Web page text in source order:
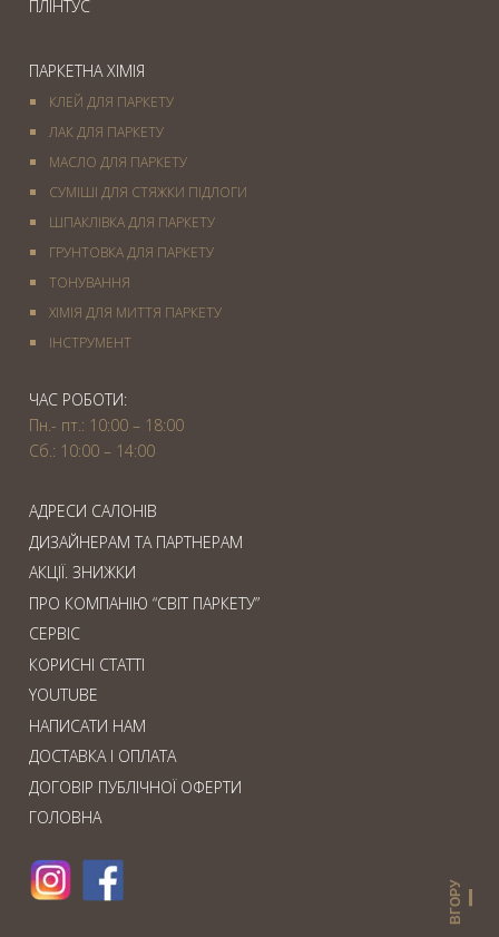
ПЛІНТУС
ПАРКЕТНА ХІМІЯ
КЛЕЙ ДЛЯ ПАРКЕТУ
ЛАК ДЛЯ ПАРКЕТУ
МАСЛО ДЛЯ ПАРКЕТУ
СУМІШІ ДЛЯ СТЯЖКИ ПІДЛОГИ
ШПАКЛІВКА ДЛЯ ПАРКЕТУ
ГРУНТОВКА ДЛЯ ПАРКЕТУ
ТОНУВАННЯ
ХІМІЯ ДЛЯ МИТТЯ ПАРКЕТУ
IНСТРУМЕНТ
ЧАС РОБОТИ:
Пн.- пт.: 10:00 – 18:00
Сб.: 10:00 – 14:00
АДРЕСИ САЛОНІВ
ДИЗАЙНЕРАМ ТА ПАРТНЕРАМ
АКЦІЇ. ЗНИЖКИ
ПРО КОМПАНІЮ “СВІТ ПАРКЕТУ”
СЕРВІС
КОРИСНІ СТАТТІ
YOUTUBE
НАПИСАТИ НАМ
ДОСТАВКА І ОПЛАТА
ДОГОВІР ПУБЛІЧНОЇ ОФЕРТИ
ГОЛОВНА
ВГОРУ